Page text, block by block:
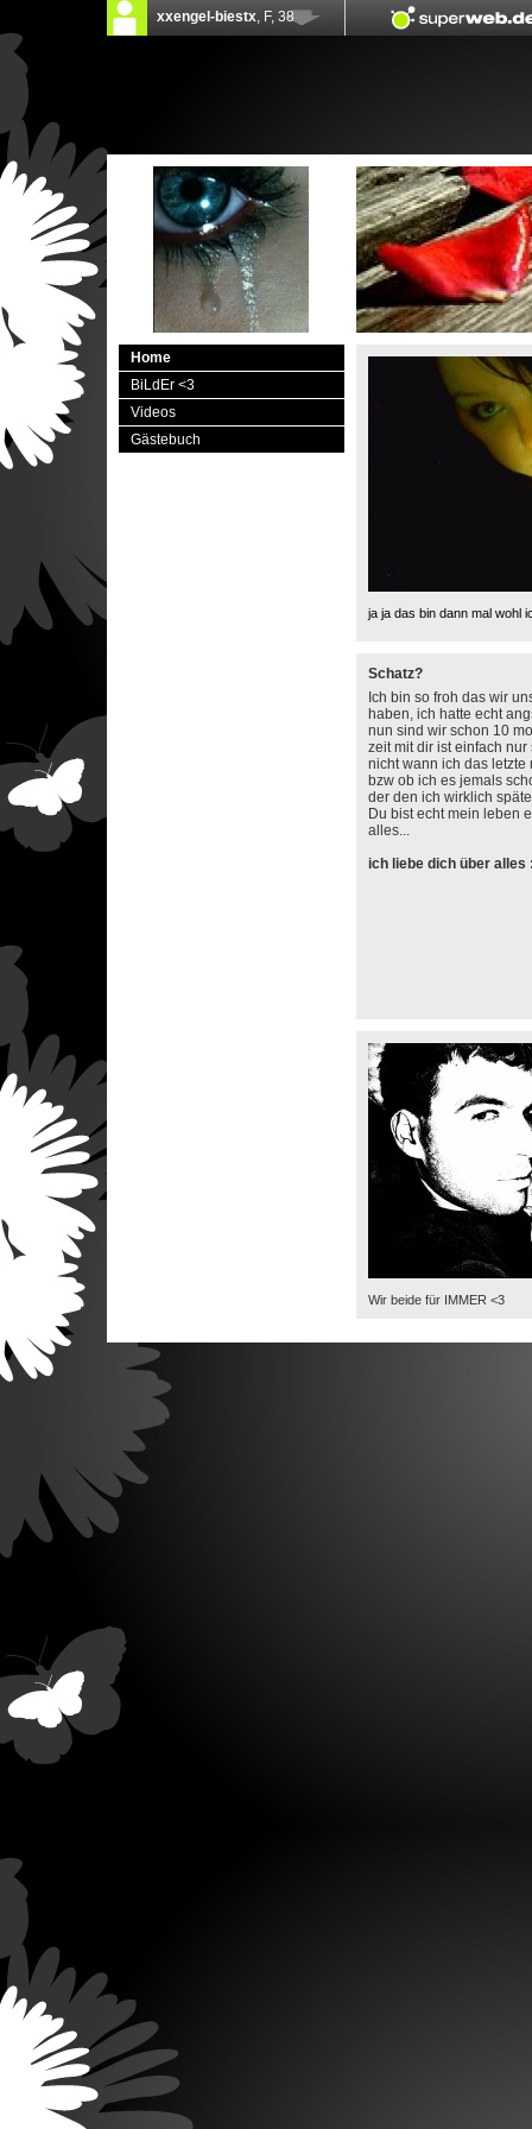
Home
BiLdEr <3
Videos
Gästebuch
ja ja das bin dann mal wohl
Schatz?
Ich bin so froh das wir
haben, ich hatte echt
nun sind wir schon 10
zeit mit dir ist einfach
nicht wann ich das letzte
bzw ob ich es jemals
der den ich wirklich
Du bist echt mein leben
alles...
ich liebe dich über alles
Wir beide für IMMER <3